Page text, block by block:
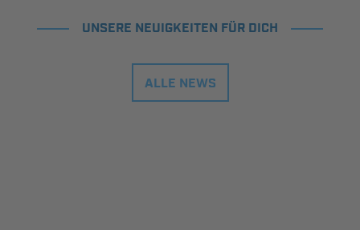
UNSERE NEUIGKEITEN FÜR DICH
ALLE NEWS